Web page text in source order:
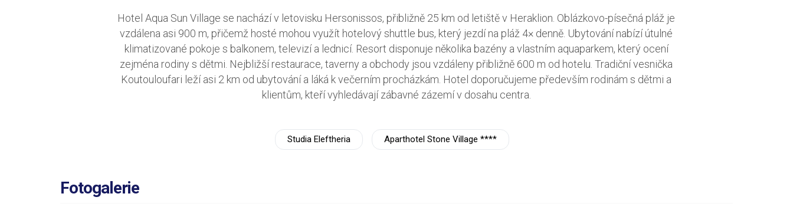
Hotel Aqua Sun Village se nachází v letovisku Hersonissos, přibližně 25 km od letiště v Heraklion. Oblázkovo-písečná pláž je
vzdálena asi 900 m, přičemž hosté mohou využít hotelový shuttle bus, který jezdí na pláž 4× denně. Ubytování nabízí útulné
klimatizované pokoje s balkonem, televizí a lednicí. Resort disponuje několika bazény a vlastním aquaparkem, který ocení
zejména rodiny s dětmi. Nejbližší restaurace, taverny a obchody jsou vzdáleny přibližně 600 m od hotelu. Tradiční vesnička
Koutouloufari leží asi 2 km od ubytování a láká k večerním procházkám. Hotel doporučujeme především rodinám s dětmi a
klientům, kteří vyhledávají zábavné zázemí v dosahu centra.
Studia Eleftheria Aparthotel Stone Village ****
Fotogalerie